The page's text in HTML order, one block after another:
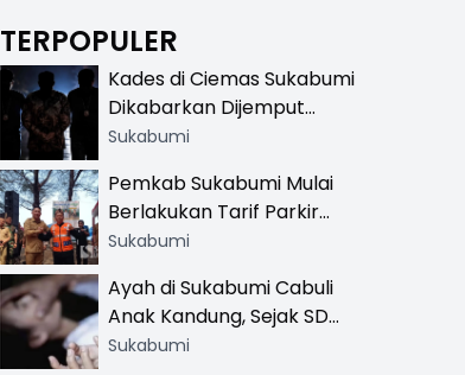
TERPOPULER
Kades di Ciemas Sukabumi
Dikabarkan Dijemput
Satnarkoba, Polisi
Sukabumi
Pemkab Sukabumi Mulai
Berlakukan Tarif Parkir
Resmi di 13 Lokasi Wisata,
Khusus
Sukabumi
Ayah di Sukabumi Cabuli
Anak Kandung, Sejak SD
Hingga SMA
Sukabumi